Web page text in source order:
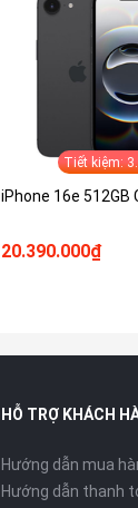
Tiết kiệm:
iPhone 16e 512GB
20.390.000₫
HỖ TRỢ KHÁCH
Hướng dẫn mua
Hướng dẫn thanh